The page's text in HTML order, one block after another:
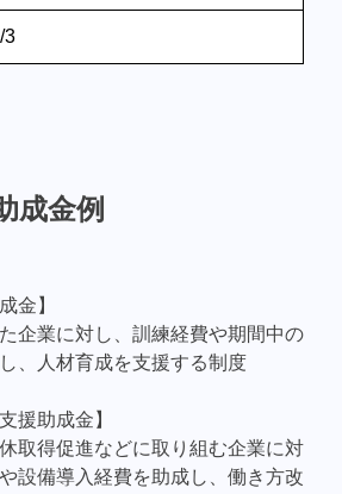
3
成金例
金】
企業に対し、訓練経費や期間中の
、人材育成を支援する制度
援助成金】
取得促進などに取り組む企業に対
設備導入経費を助成し、働き方改